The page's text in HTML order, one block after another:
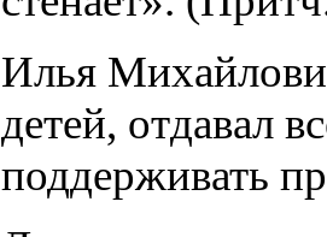
Илья
детей, отдавал
поддерживать